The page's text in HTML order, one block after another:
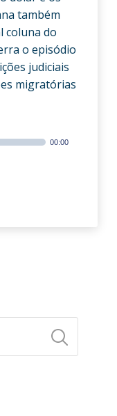
também
coluna do
o episódio
judiciais
migratórias
00:00